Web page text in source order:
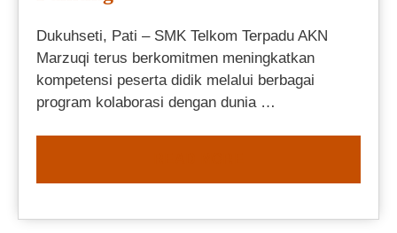
Dukuhseti, Pati – SMK Telkom Terpadu AKN
Marzuqi terus berkomitmen meningkatkan
kompetensi peserta didik melalui berbagai
program kolaborasi dengan dunia …